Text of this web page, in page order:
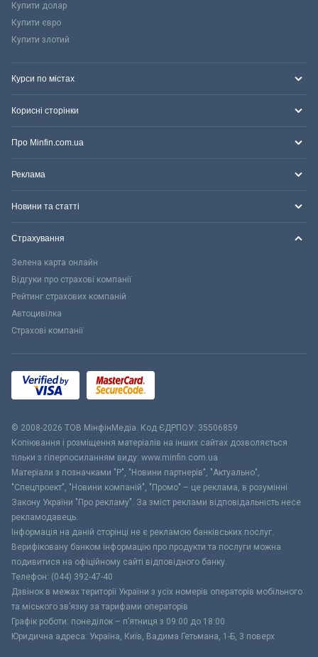
Купити долар
Купити євро
Купити злотий
Курси по містах
Корисні сторінки
Про Minfin.com.ua
Реклама
Новини та статті
Страхування
Зелена карта онлайн
Відгуки про страхові компанії
Рейтинг страхових компаній
Автоцивілка
Страхові компанії
© 2008-2026 ТОВ МiнфiнМедiа. Код ЄДРПОУ: 35506859
Копіювання і розміщення матеріалів на інших сайтах дозволяється
тільки з гіперпосиланням виду: www.minfin.com.ua
Матеріали з позначками "Р", "Новини партнерів", "Актуально",
"Спецпроект", "Новини компаній", "Промо" – це реклама, в розумінні
Закону України "Про рекламу". За зміст реклами відповідальність несе
рекламодавець.
Інформація на даній сторінці не є рекламою банківських послуг.
Верифіковану банком інформацію про продукти та послуги можна
подивитися на офіційному сайті відповідного банку.
Телефон: (044) 392-47-40
Дзвінок в межах території України з усіх номерів операторів мобільного
та міського зв’язку за тарифами операторів
Графік роботи: понеділок – п’ятниця з 09:00 до 18:00
Юридична адреса: Україна, Київ, Вадима Гетьмана, 1-Б, 3 поверх